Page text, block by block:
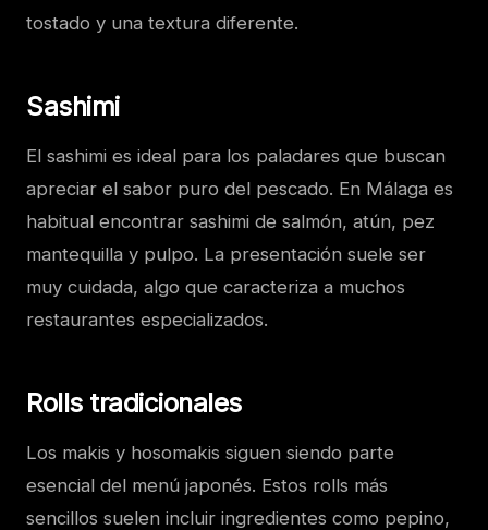
tostado y una textura diferente.
Sashimi
El sashimi es ideal para los paladares que buscan
apreciar el sabor puro del pescado. En Málaga es
habitual encontrar sashimi de salmón, atún, pez
mantequilla y pulpo. La presentación suele ser
muy cuidada, algo que caracteriza a muchos
restaurantes especializados.
Rolls tradicionales
Los makis y hosomakis siguen siendo parte
esencial del menú japonés. Estos rolls más
sencillos suelen incluir ingredientes como pepino,